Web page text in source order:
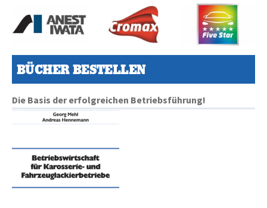
BÜCHER BESTELLEN
Die Basis der erfolgreichen Betriebsführung!